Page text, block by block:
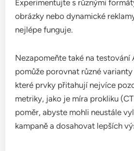
do různých skupin podle jejich
demografických údajů můžete
reklamní sdělení. Například
kteří si prohlíželi konkrétní
Pro efektivní segmentaci je
nástroje, které sledují interakce
webem. Zvažte také použití
retargeting, jako jsou sociální